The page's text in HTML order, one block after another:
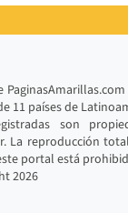
11 países de
son
La reproducción
portal está
2026